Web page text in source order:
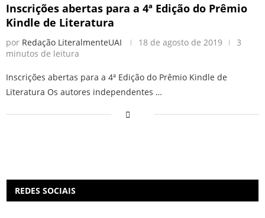
Inscrições abertas para a 4ª Edição do Prêmio
Kindle de Literatura
por Redação LiteralmenteUAI 18 de agosto de 2019
3
minutos de leitura
Inscrições abertas para a 4ª Edição do Prêmio Kindle de
Literatura Os autores independentes …
REDES SOCIAIS